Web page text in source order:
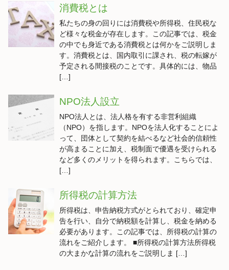
消費税とは
私たちの身の回りには消費税や所得税、住民税な
ど様々な税金が存在します。この記事では、税金
の中でも身近である消費税とは何かをご説明しま
す。消費税とは、国内取引に課され、税の転嫁が
予定される間接税のことです。具体的には、物品
[…]
NPO法人設立
NPO法人とは、法人格を有する非営利組織
（NPO）を指します。NPOを法人化することによ
って、団体として契約を結べるなど社会的信頼性
が高まることに加え、税制面で優遇を受けられる
など多くのメリットを得られます。こちらでは、
[…]
所得税の計算方法
所得税は、申告納税方式がとられており、確定申
告を行い、自分で納税額を計算し、税金を納める
必要があります。この記事では、所得税の計算の
流れをご紹介します。 ■所得税の計算方法所得税
の大まかな計算の流れをご説明しま […]